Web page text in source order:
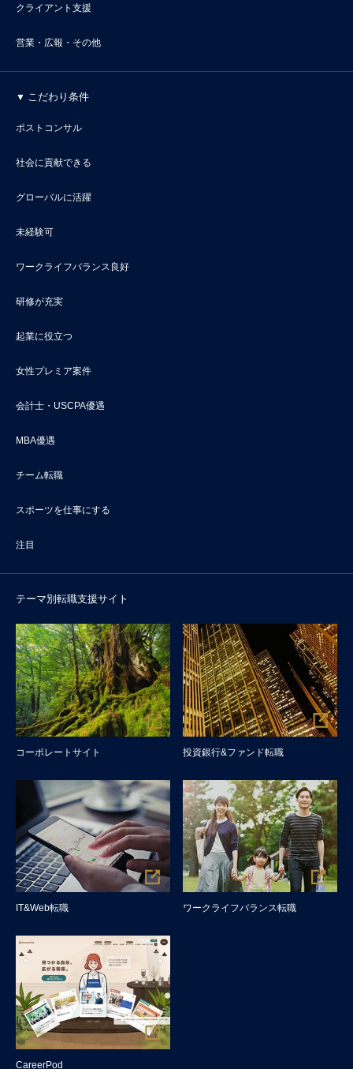
クライアント支援
営業・広報・その他
こだわり条件
ポストコンサル
社会に貢献できる
グローバルに活躍
未経験可
ワークライフバランス良好
研修が充実
起業に役立つ
女性プレミア案件
会計士・USCPA優遇
MBA優遇
チーム転職
スポーツを仕事にする
注目
テーマ別転職支援サイト
コーポレートサイト 投資銀行&ファンド転職
IT&Web転職 ワークライフバランス転職
CareerPod